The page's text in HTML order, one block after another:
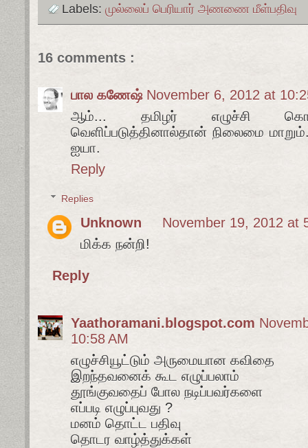
Labels: முல்லைப் பெரியார் அணணை மீள்பதிவு
16 comments :
பால கணேஷ் November 6, 2012 at
ஆம்... தமிழர் எழுச்சி
வெளிப்படுத்தினால்தான் நிலைமை
ஐயா.
Reply
Replies
Unknown
November 19, 2012 at
மிக்க நன்றி!
Reply
Yaathoramani.blogspot.com
10:58 AM
எழுச்சியூட்டும் அருமையான கவிதை
இறந்தவனைக் கூட எழுப்பலாம்
தூங்குவதைப் போல நடிப்பவர்களை
எப்படி எழுப்புவது ?
மனம் தொட்ட பதிவு
தொடர வாழ்த்துக்கள்